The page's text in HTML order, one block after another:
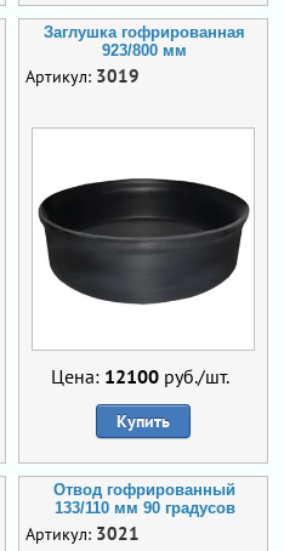
Заглушка гофрированная
923/800 мм
Артикул: 3019
Цена: 12100 руб./шт.
Купить
Отвод гофрированный
133/110 мм 90 градусов
Артикул: 3021